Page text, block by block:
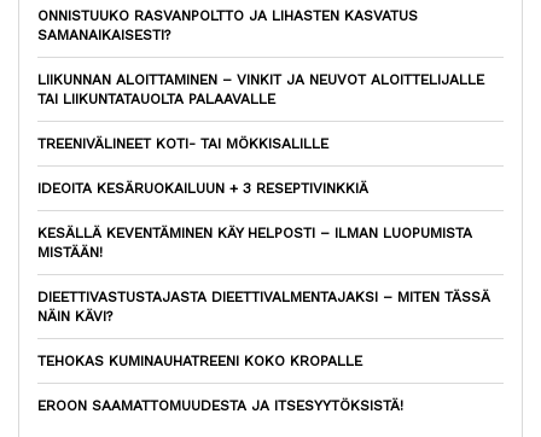
ONNISTUUKO RASVANPOLTTO JA LIHASTEN KASVATUS
SAMANAIKAISESTI?
LIIKUNNAN ALOITTAMINEN – VINKIT JA NEUVOT ALOITTELIJALLE
TAI LIIKUNTATAUOLTA PALAAVALLE
TREENIVÄLINEET KOTI- TAI MÖKKISALILLE
IDEOITA KESÄRUOKAILUUN + 3 RESEPTIVINKKIÄ
KESÄLLÄ KEVENTÄMINEN KÄY HELPOSTI – ILMAN LUOPUMISTA
MISTÄÄN!
DIEETTIVASTUSTAJASTA DIEETTIVALMENTAJAKSI – MITEN TÄSSÄ
NÄIN KÄVI?
TEHOKAS KUMINAUHATREENI KOKO KROPALLE
EROON SAAMATTOMUUDESTA JA ITSESYYTÖKSISTÄ!